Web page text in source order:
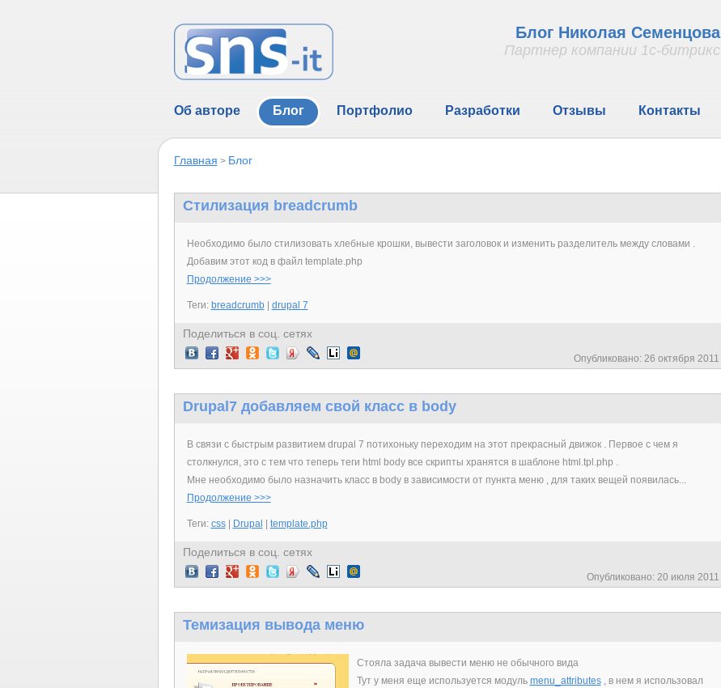
Блог Николая Семенцова
Партнер компании 1с-битрикс
Об авторе Блог Портфолио Разработки Отзывы Контакты
Главная > Блог
Стилизация breadcrumb
Необходимо было стилизовать хлебные крошки, вывести заголовок и изменить разделитель между словами .
Добавим этот код в файл template.php
Продолжение >>>
Теги: breadcrumb| drupal 7
Поделиться в соц. сетях
Опубликовано: 26 октября 2011
Drupal7 добавляем свой класс в body
В связи с быстрым развитием drupal 7 потихоньку переходим на этот прекрасный движок . Первое с чем я
столкнулся, это с тем что теперь теги html body все скрипты хранятся в шаблоне html.tpl.php .
Мне необходимо было назначить класс в body в зависимости от пункта меню , для таких вещей появилась...
Продолжение >>>
Теги: css| Drupal template.php
Поделиться в соц. сетях
Опубликовано: 20 июля 2011
Темизация вывода меню
Стояла задача вывести меню не обычного вида
Тут у меня еще используется модуль menu_attributes, в нем я использовал